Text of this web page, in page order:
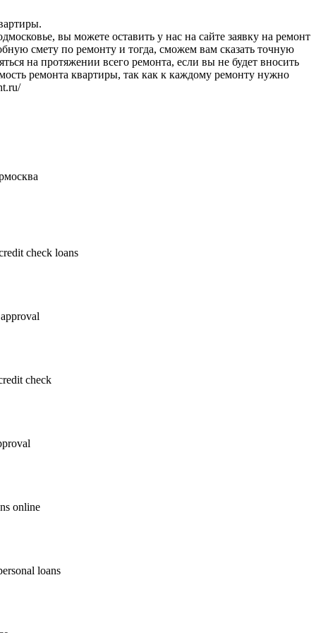
вы можете оставить у нас на сайте заявку на ремонт
смету по ремонту и тогда, сможем вам сказать точную
на протяжении всего ремонта, если вы не будет вносить
ремонта квартиры, так как к каждому ремонту нужно
осква
check loans
check
online
loans